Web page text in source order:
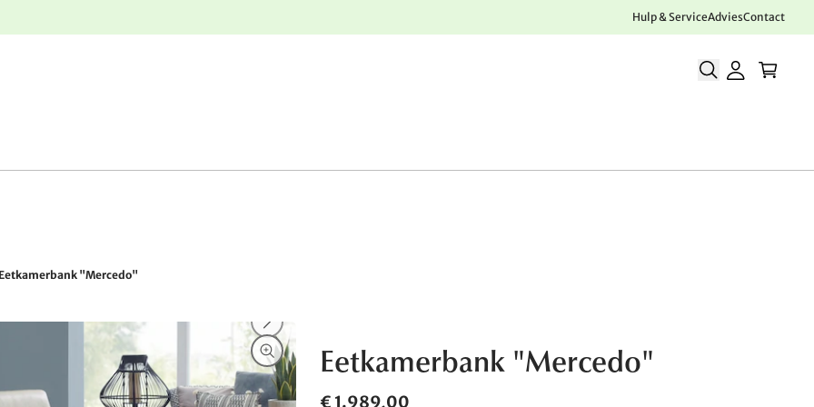
Hulp & ServiceAdviesContact
Eetkamerbank "Mercedo"
Eetkamerbank "Mercedo"
€ 1.989,00